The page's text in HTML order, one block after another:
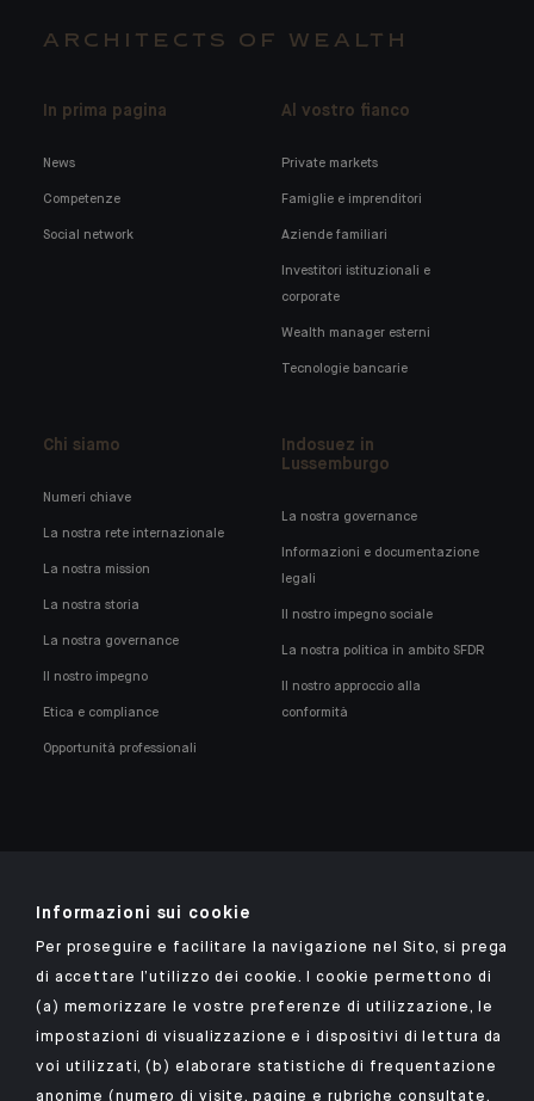
ARCHITECTS OF WEALTH
In prima pagina
News
Competenze
Social network
Al vostro fianco
Private markets
Famiglie e imprenditori
Aziende familiari
Investitori istituzionali e
corporate
Wealth manager esterni
Tecnologie bancarie
Chi siamo
Numeri chiave
La nostra rete internazionale
La nostra mission
La nostra storia
La nostra governance
Il nostro impegno
Etica e compliance
Opportunità professionali
Indosuez in
Lussemburgo
La nostra governance
Informazioni e documentazione
legali
Il nostro impegno sociale
La nostra politica in ambito SFDR
Il nostro approccio alla
conformità
Scarica l'app Indosuez
NOTE LEGALI
DATI PERSONALI
Informazioni sui cookie
Per proseguire e facilitare la navigazione nel Sito, si prega
di accettare l’utilizzo dei cookie. I cookie permettono di
(a) memorizzare le vostre preferenze di utilizzazione, le
impostazioni di visualizzazione e i dispositivi di lettura da
voi utilizzati, (b) elaborare statistiche di frequentazione
anonime (numero di visite, pagine e rubriche consultate,